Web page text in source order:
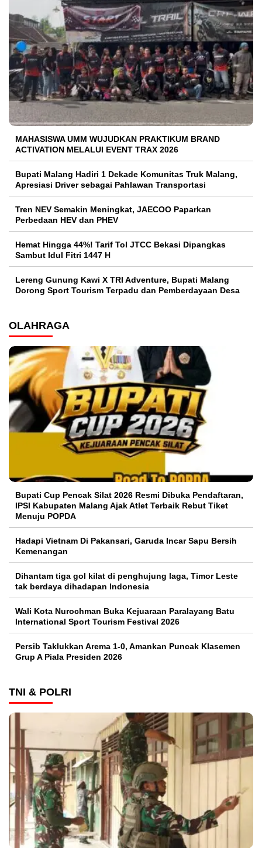
MAHASISWA UMM WUJUDKAN PRAKTIKUM BRAND
ACTIVATION MELALUI EVENT TRAX 2026
Bupati Malang Hadiri 1 Dekade Komunitas Truk Malang,
Apresiasi Driver sebagai Pahlawan Transportasi
Tren NEV Semakin Meningkat, JAECOO Paparkan
Perbedaan HEV dan PHEV
Hemat Hingga 44%! Tarif Tol JTCC Bekasi Dipangkas
Sambut Idul Fitri 1447 H
Lereng Gunung Kawi X TRI Adventure, Bupati Malang
Dorong Sport Tourism Terpadu dan Pemberdayaan Desa
OLAHRAGA
Bupati Cup Pencak Silat 2026 Resmi Dibuka Pendaftaran,
IPSI Kabupaten Malang Ajak Atlet Terbaik Rebut Tiket
Menuju POPDA
Hadapi Vietnam Di Pakansari, Garuda Incar Sapu Bersih
Kemenangan
Dihantam tiga gol kilat di penghujung laga, Timor Leste
tak berdaya dihadapan Indonesia
Wali Kota Nurochman Buka Kejuaraan Paralayang Batu
International Sport Tourism Festival 2026
Persib Taklukkan Arema 1-0, Amankan Puncak Klasemen
Grup A Piala Presiden 2026
TNI & POLRI